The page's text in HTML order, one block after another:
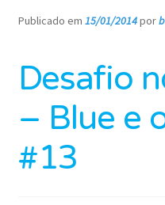
Publicado em 15/01/2014por
Desafio
– Blue e
#13